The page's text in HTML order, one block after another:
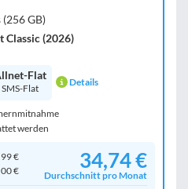
(256 GB)
(2026)
Flat
SMS-Flat Details
werden
€
€ 34,74 €
Durchschnitt pro Monat